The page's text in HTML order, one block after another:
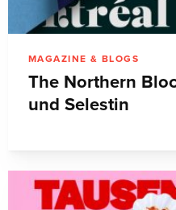
MAGAZINE & BLOGS
The Northern
und Selestin